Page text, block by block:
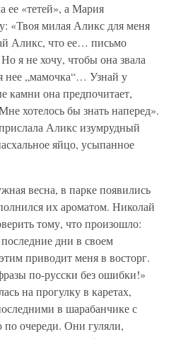
ее «тетей», а Мария
«Твоя милая Аликс для меня
Аликс, что ее… письмо
я не хочу, чтобы она звала
нее „мамочка“… Узнай у
камни она предпочитает,
хотелось бы знать наперед».
Аликс изумрудный
яйцо, усыпанное
весна, в парке появились
их ароматом. Николай
тому, что произошло:
дни в своем
приводит меня в восторг.
по-русски без ошибки!»
на прогулку в каретах,
в шарабанчике с
очереди. Они гуляли,